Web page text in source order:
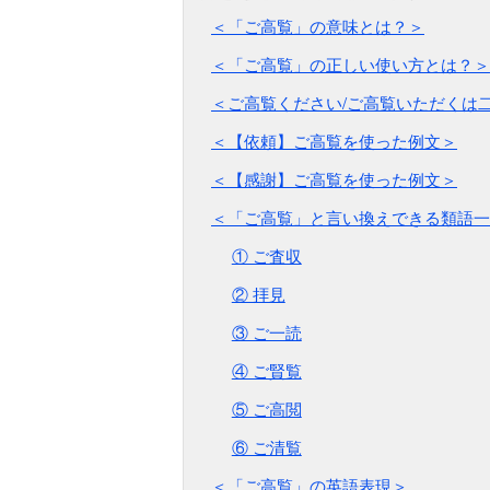
＜「ご高覧」の意味とは？＞
＜「ご高覧」の正しい使い方とは？＞
＜ご高覧ください/ご高覧いただくは
＜【依頼】ご高覧を使った例文＞
＜【感謝】ご高覧を使った例文＞
＜「ご高覧」と言い換えできる類語
① ご査収
② 拝見
③ ご一読
④ ご賢覧
⑤ ご高閲
⑥ ご清覧
＜「ご高覧」の英語表現＞